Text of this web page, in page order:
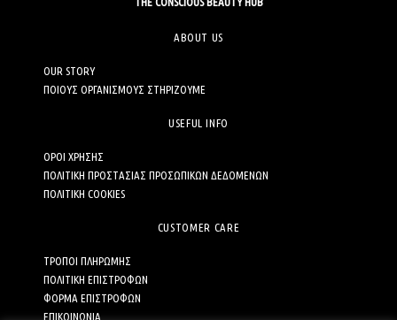
ABOUT US
OUR STORY
ΠΟΙΟΥΣ ΟΡΓΑΝΙΣΜΟΥΣ ΣΤΗΡΙΖΟΥΜΕ
USEFUL INFO
ΟΡΟΙ ΧΡΗΣΗΣ
ΠΟΛΙΤΙΚΗ ΠΡΟΣΤΑΣΙΑΣ ΠΡΟΣΩΠΙΚΩΝ ΔΕΔΟΜΕΝΩΝ
ΠΟΛΙΤΙΚΗ COOKIES
CUSTOMER CARE
ΤΡΟΠΟΙ ΠΛΗΡΩΜΗΣ
ΠΟΛΙΤΙΚΗ ΕΠΙΣΤΡΟΦΩΝ
ΦΟΡΜΑ ΕΠΙΣΤΡΟΦΩΝ
ΕΠΙΚΟΙΝΩΝΙΑ